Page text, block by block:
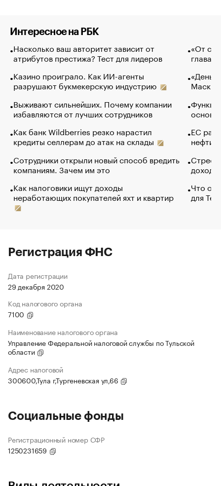
Интересное на РБК
Насколько ваш авторитет зависит от
атрибутов престижа? Тест для лидеров
Казино проиграло. Как ИИ-агенты
разрушают букмекерскую индустрию
Выживают сильнейших. Почему компании
избавляются от лучших сотрудников
Как банк Wildberries резко нарастил
кредиты селлерам до атак на склады
Сотрудники открыли новый способ вредить
компаниям. Зачем им это
Как налоговики ищут доходы
неработающих покупателей яхт и квартир
«От
глава
Маск в
основ
ЕС
нефти
Что
для
Регистрация ФНС
Дата регистрации
29 декабря 2020
Код налогового органа
7100
Наименование налогового органа
Управление Федеральной налоговой службы по Тульской
области
Адрес налоговой
300600,Тула г,Тургеневская ул,66
Социальные фонды
Регистрационный номер СФР
1250231659